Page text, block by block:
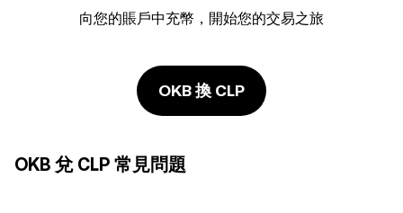
向您的賬戶中充幣，開始您的交易之旅
OKB 換 CLP
OKB 兌 CLP 常見問題